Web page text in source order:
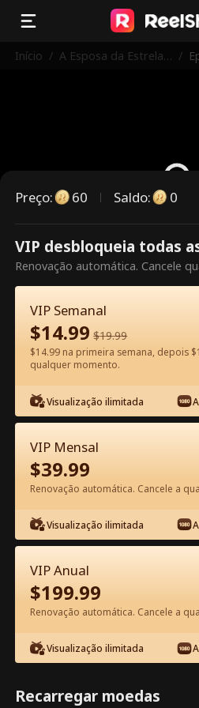
Início / A Esposa da Estrela
/
Este episódio é
para
60
Episódio 43 - A
Trabalha Aqui Filme
1-50 51-80
43 44
Preço: 60 Saldo: 0
VIP desbloqueia todas
Renovação automática. Cancele
VIP Semanal
$14.99 $19.99
$14.99 na primeira semana, depois
qualquer momento.
Visualização ilimitada
VIP Mensal
$39.99
Renovação automática. Cancele a
Visualização ilimitada
VIP Anual
$199.99
Renovação automática. Cancele a
Visualização ilimitada
Recarregar moedas